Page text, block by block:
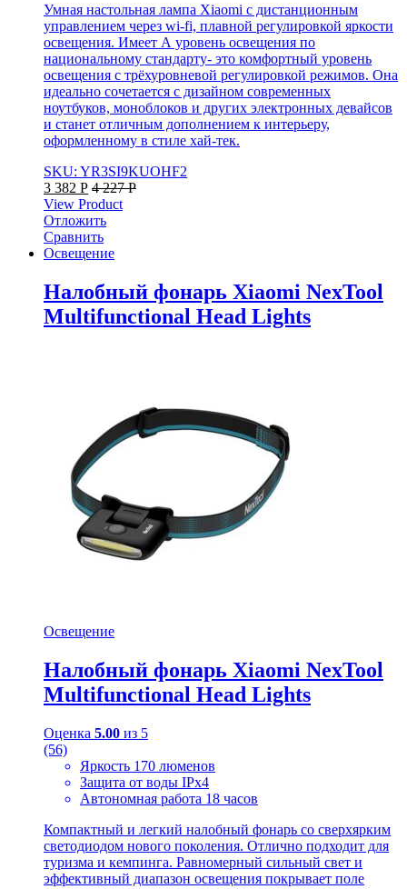
Умная настольная лампа Xiaomi с дистанционным
управлением через wi-fi, плавной регулировкой яркости
освещения. Имеет А уровень освещения по
национальному стандарту- это комфортный уровень
освещения с трёхуровневой регулировкой режимов. Она
идеально сочетается с дизайном современных
ноутбуков, моноблоков и других электронных девайсов
и станет отличным дополнением к интерьеру,
оформленному в стиле хай-тек.
SKU: YR3SI9KUOHF2
3 382 Р 4 227Р
View Product
Отложить
Сравнить
Освещение
Налобный фонарь Xiaomi NexTool
Multifunctional Head Lights
Освещение
Налобный фонарь Xiaomi NexTool
Multifunctional Head Lights
Оценка 5.00 из 5
(56)
Яркость 170 люменов
Защита от воды IPx4
Автономная работа 18 часов
Компактный и легкий налобный фонарь со сверхярким
светодиодом нового поколения. Отлично подходит для
туризма и кемпинга. Равномерный сильный свет и
эффективный диапазон освещения покрывает поле